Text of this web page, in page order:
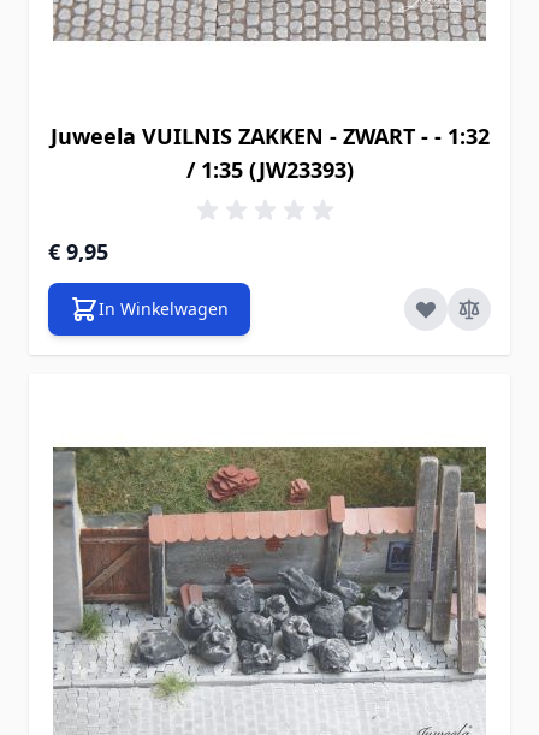
Juweela VUILNIS ZAKKEN - ZWART - - 1:32
/ 1:35 (JW23393)
€ 9,95
In Winkelwagen